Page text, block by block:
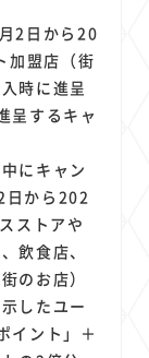
TikTok
2 LINE 2 法人 1
1
AI 1
モ 1
2日から20
加盟店（街
時に進呈
呈するキャ
にキャン
日から202
ストアや
飲食店、
のお店）
したユー
イント」＋